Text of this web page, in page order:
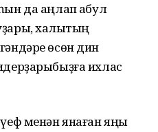
да аңлап ҡабул
халыҡтың
өсөн дин
ихлас
менән янаған яңы